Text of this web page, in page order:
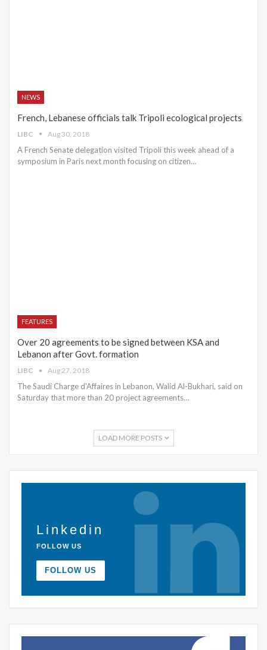
NEWS
French, Lebanese officials talk Tripoli ecological projects
LIBC Aug 30, 2018
A French Senate delegation visited Tripoli this week ahead of a
symposium in Paris next month focusing on citizen…
FEATURES
Over 20 agreements to be signed between KSA and
Lebanon after Govt. formation
LIBC Aug 27, 2018
The Saudi Charge d'Affaires in Lebanon, Walid Al-Bukhari, said on
Saturday that more than 20 project agreements…
LOAD MORE POSTS
Linkedin
FOLLOW US
FOLLOW US